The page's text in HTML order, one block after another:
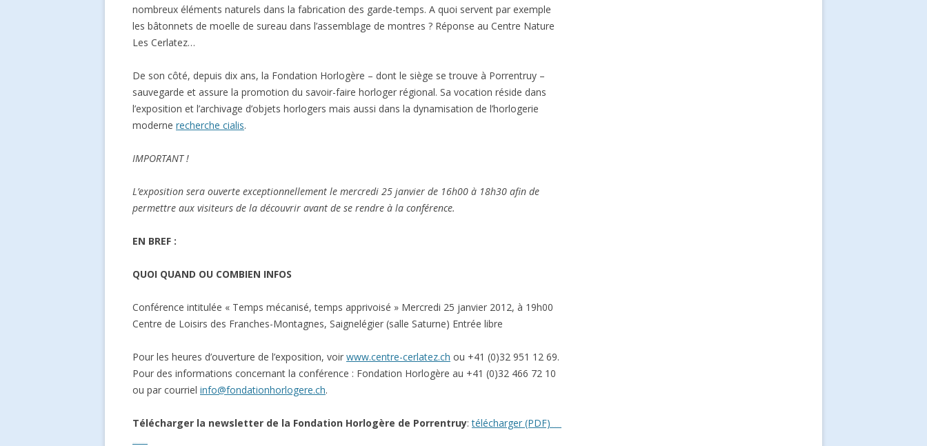
nombreux éléments naturels dans la fabrication des garde-temps. A quoi servent par exemple
les bâtonnets de moelle de sureau dans l’assemblage de montres ? Réponse au Centre Nature
Les Cerlatez…
De son côté, depuis dix ans, la Fondation Horlogère – dont le siège se trouve à Porrentruy –
sauvegarde et assure la promotion du savoir-faire horloger régional. Sa vocation réside dans
l’exposition et l’archivage d’objets horlogers mais aussi dans la dynamisation de l’horlogerie
moderne recherche cialis.
IMPORTANT !
L’exposition sera ouverte exceptionnellement le mercredi 25 janvier de 16h00 à 18h30 afin de
permettre aux visiteurs de la découvrir avant de se rendre à la conférence.
EN BREF :
QUOI QUAND OU COMBIEN INFOS
Conférence intitulée « Temps mécanisé, temps apprivoisé » Mercredi 25 janvier 2012, à 19h00
Centre de Loisirs des Franches-Montagnes, Saignelégier (salle Saturne) Entrée libre
Pour les heures d’ouverture de l’exposition, voir www.centre-cerlatez.ch ou +41 (0)32 951 12 69.
Pour des informations concernant la conférence : Fondation Horlogère au +41 (0)32 466 72 10
ou par courriel info@fondationhorlogere.ch.
Télécharger la newsletter de la Fondation Horlogère de Porrentruy:télécharger (PDF)